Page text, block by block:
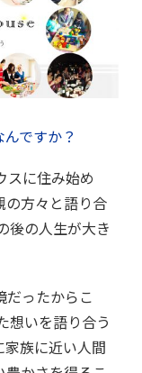
ですか？
スに住み始め
の方々と語り合
後の人生が大き
だったからこ
想いを語り合う
家族に近い人間